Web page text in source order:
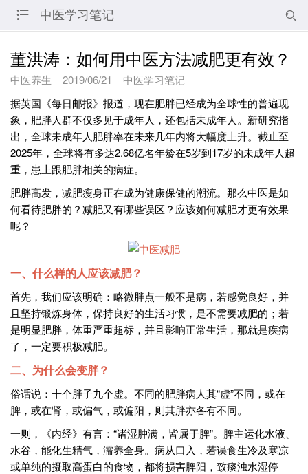
 中医学习笔记 
董洪涛：如何用中医方法减肥更有效？
中医养生 2019/06/21
中医学习笔记
据英国《每日邮报》报道，现在肥胖已经成为全球性的普遍现
象，肥胖人群不仅多见于成年人，还包括未成年人。新研究指
出，全球未成年人肥胖率在未来几年内将大幅度上升。截止至
2025年，全球将有多达2.68亿名年龄在5岁到17岁的未成年人超
重，患上跟肥胖相关的病症。
肥胖高发，减肥瘦身正在成为健康保健的潮流。那么中医是如
何看待肥胖的？减肥又有哪些误区？应该如何减肥才更有效果
呢？
一、什么样的人应该减肥？
首先，我们应该明确：略微胖点一般不是病，若感觉良好，并
且坚持锻炼身体，保持良好的生活习惯，是不需要减肥的；若
是明显肥胖，体重严重超标，并且影响正常生活，那就是疾病
了，一定要积极减肥。
二、为什么会变胖？
俗话说：十个胖子九个虚。不同的肥胖病人其“虚”不同，或在
脾，或在肾，或偏气，或偏阳，则其胖亦各有不同。
一则，《内经》有言：“诸湿肿满，皆属于脾”。脾主运化水液、
水谷，能化生精气，濡养全身。病从口入，若误食生冷及寒凉
或单纯的摄取高蛋白的食物，都将损害脾阳，致痰浊水湿停